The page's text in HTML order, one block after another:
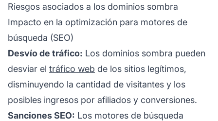
Riesgos asociados a los dominios sombra
Impacto en la optimización para motores de
búsqueda (SEO)
Desvío de tráfico: Los dominios sombra pueden
desviar el tráfico web de los sitios legítimos,
disminuyendo la cantidad de visitantes y los
posibles ingresos por afiliados y conversiones.
Sanciones SEO: Los motores de búsqueda